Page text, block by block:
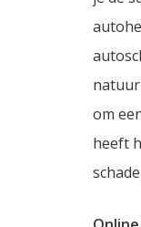
om
heeft